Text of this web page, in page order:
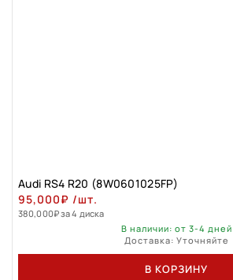
Audi RS4 R20 (8W0601025FP)
95,000₽ /шт.
380,000₽за 4 диска
В наличии: от 3-4 дней
Доставка: Уточняйте
В КОРЗИНУ